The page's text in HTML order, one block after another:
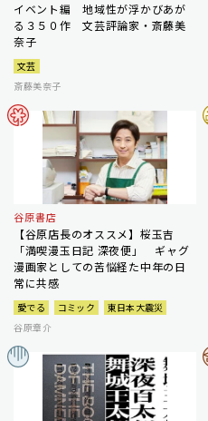
イベント編 地域性が浮かびあが
る３５０作 文芸評論家・斎藤美
奈子
文芸
斎藤美奈子
谷原書店
【谷原店長のオススメ】桜玉吉
「満喫漫玉日記 深夜便」 ギャグ
漫画家としての苦悩経た中年の日
常に共感
愛でる コミック
東日本大震災
谷原章介